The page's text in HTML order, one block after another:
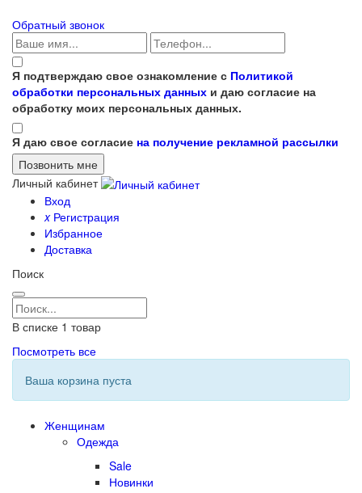
Обратный звонок
Я подтверждаю свое ознакомление с Политикой
обработки персональных данных и даю согласие на
обработку моих персональных данных.
Я даю свое согласие на получение рекламной рассылки
Личный кабинет
Вход
xРегистрация
Избранное
Доставка
Поиск
В списке 1 товар
Посмотреть все
Ваша корзина пуста
Женщинам
Одежда
Sale
Новинки